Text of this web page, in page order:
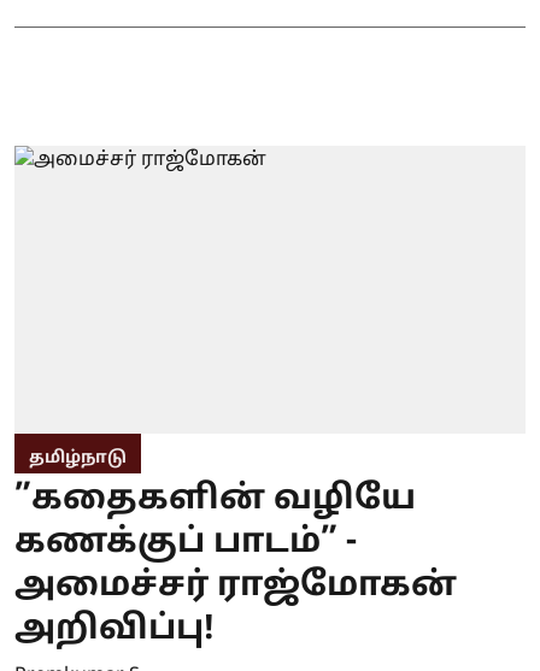
தமிழ்நாடு
”கதைகளின் வழியே
கணக்குப் பாடம்” -
அமைச்சர் ராஜ்மோகன்
அறிவிப்பு!